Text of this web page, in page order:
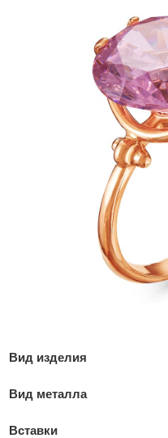
Вид изделия
Вид металла
Вставки